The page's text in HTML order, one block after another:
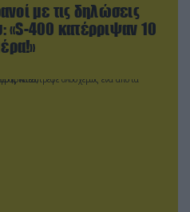
με τις δηλώσεις
400 κατέρριψαν 10